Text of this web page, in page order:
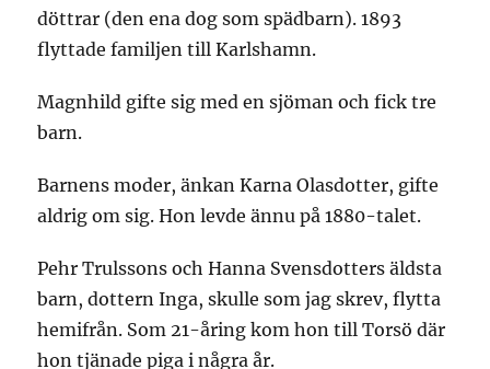
döttrar (den ena dog som spädbarn). 1893
flyttade familjen till Karlshamn.
Magnhild gifte sig med en sjöman och fick tre
barn.
Barnens moder, änkan Karna Olasdotter, gifte
aldrig om sig. Hon levde ännu på 1880-talet.
Pehr Trulssons och Hanna Svensdotters äldsta
barn, dottern Inga, skulle som jag skrev, flytta
hemifrån. Som 21-åring kom hon till Torsö där
hon tjänade piga i några år.